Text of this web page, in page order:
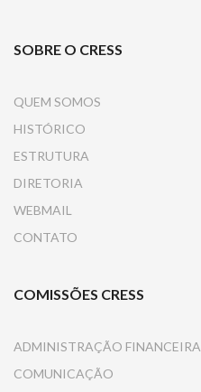
SOBRE O CRESS
QUEM SOMOS
HISTÓRICO
ESTRUTURA
DIRETORIA
WEBMAIL
CONTATO
COMISSÕES CRESS
ADMINISTRAÇÃO FINANCEIRA
COMUNICAÇÃO